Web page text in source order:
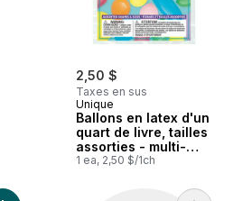
2,50 $
Taxes en sus
Unique
Ballons en latex d'un
quart de livre, tailles
assorties - multi-
couleurs
1 ea, 2,50 $/1ch